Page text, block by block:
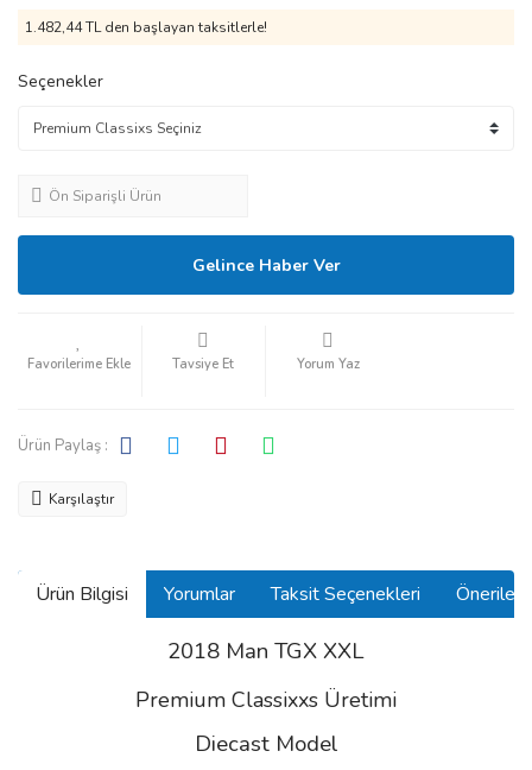
1.482,44 TL den başlayan taksitlerle!
Seçenekler
Ön Siparişli Ürün
Gelince Haber Ver
Tavsiye Et Yorum Yaz
Ürün Paylaş :
Karşılaştır
Ürün Bilgisi Yorumlar Taksit Seçenekleri
2018 Man TGX XXL
Premium Classixxs Üretimi
Diecast Model